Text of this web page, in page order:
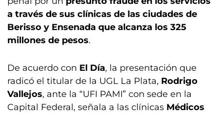
a través de sus clínicas de las ciudades de
Berisso y Ensenada que alcanza los 325
millones de pesos.
De acuerdo con El Día, la presentación que
radicó el titular de la UGL La Plata, Rodrigo
Vallejos, ante la “UFI PAMI” con sede en la
Capital Federal, señala a las clínicas Médicos